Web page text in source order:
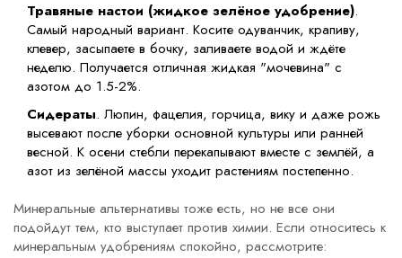
Травяные настои (жидкое зелёное удобрение).
Самый народный вариант. Косите одуванчик, крапиву,
клевер, засыпаете в бочку, заливаете водой и ждёте
неделю. Получается отличная жидкая "мочевина" с
азотом до 1.5-2%.
Сидераты. Люпин, фацелия, горчица, вику и даже рожь
высевают после уборки основной культуры или ранней
весной. К осени стебли перекапывают вместе с землёй, а
азот из зелёной массы уходит растениям постепенно.
Минеральные альтернативы тоже есть, но не все они
подойдут тем, кто выступает против химии. Если относитесь к
минеральным удобрениям спокойно, рассмотрите: